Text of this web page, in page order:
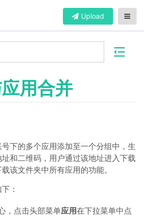
Upload
用合并
下的多个应用添加至一个分组中，生
和二维码，用户通过该地址进入下载
该文件夹中所有应用的功能。
：
，点击头部菜单应用在下拉菜单中点